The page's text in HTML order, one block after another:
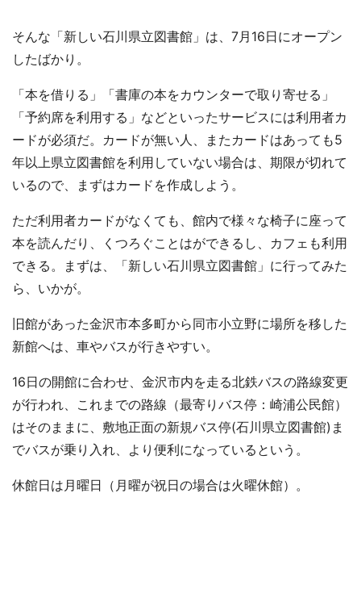
そんな「新しい石川県立図書館」は、7月16日にオープン
したばかり。
「本を借りる」「書庫の本をカウンターで取り寄せる」
「予約席を利用する」などといったサービスには利用者カ
ードが必須だ。カードが無い人、またカードはあっても5
年以上県立図書館を利用していない場合は、期限が切れて
いるので、まずはカードを作成しよう。
ただ利用者カードがなくても、館内で様々な椅子に座って
本を読んだり、くつろぐことはができるし、カフェも利用
できる。まずは、「新しい石川県立図書館」に行ってみた
ら、いかが。
旧館があった金沢市本多町から同市小立野に場所を移した
新館へは、車やバスが行きやすい。
16日の開館に合わせ、金沢市内を走る北鉄バスの路線変更
が行われ、これまでの路線（最寄りバス停：崎浦公民館）
はそのままに、敷地正面の新規バス停(石川県立図書館)ま
でバスが乗り入れ、より便利になっているという。
休館日は月曜日（月曜が祝日の場合は火曜休館）。